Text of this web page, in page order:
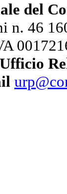
del
n. 46
Ufficio